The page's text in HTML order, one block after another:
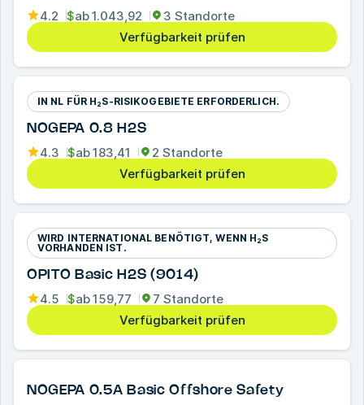
4.2 $ab1.043,92
3 Standorte
Verfügbarkeit prüfen
IN NL FÜR H₂S-RISIKOGEBIETE ERFORDERLICH.
NOGEPA 0.8 H2S
4.3 $ab183,41
2 Standorte
Verfügbarkeit prüfen
WIRD INTERNATIONAL BENÖTIGT, WENN H₂S
VORHANDEN IST.
OPITO Basic H2S (9014)
4.5 $ab159,77
7 Standorte
Verfügbarkeit prüfen
NOGEPA 0.5A Basic Offshore Safety